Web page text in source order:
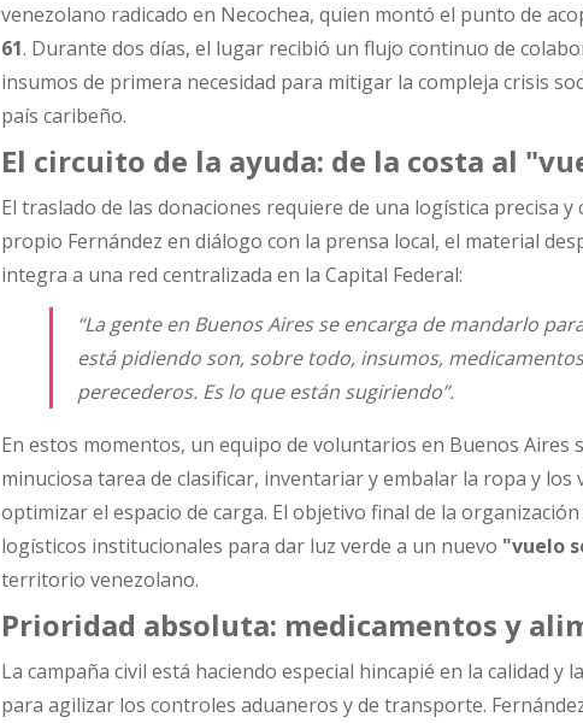
venezolano radicado en Necochea, quien montó el punto de
61. Durante dos días, el lugar recibió un flujo continuo de
insumos de primera necesidad para mitigar la compleja crisis
país caribeño.
El circuito de la ayuda: de la costa al
El traslado de las donaciones requiere de una logística precisa y
propio Fernández en diálogo con la prensa local, el material
integra a una red centralizada en la Capital Federal:
“La gente en Buenos Aires se encarga de mandarlo
está pidiendo son, sobre todo, insumos,
perecederos. Es lo que están sugiriendo”.
En estos momentos, un equipo de voluntarios en Buenos Aires
minuciosa tarea de clasificar, inventariar y embalar la ropa y los
optimizar el espacio de carga. El objetivo final de la
logísticos institucionales para dar luz verde a un nuevo "vuelo
territorio venezolano.
Prioridad absoluta: medicamentos y
La campaña civil está haciendo especial hincapié en la calidad y
para agilizar los controles aduaneros y de transporte.